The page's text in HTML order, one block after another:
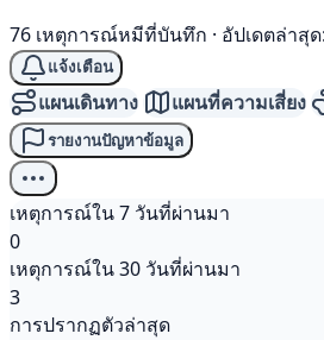
76 เหตุการณ์หมีที่บันทึก · อัปเดตล่าสุ
แจ้งเตือน
แผนเดินทาง แผนที่ความเสี่ยง
รายงานปัญหาข้อมูล
เหตุการณ์ใน 7 วันที่ผ่านมา
0
เหตุการณ์ใน 30 วันที่ผ่านมา
3
การปรากฏตัวล่าสุด